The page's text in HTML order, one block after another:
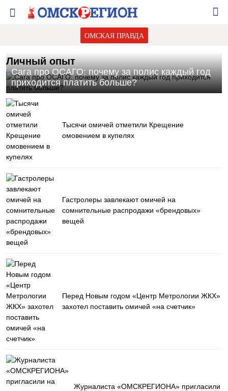
ОМСКАЯ ПРАВДА
Личный опыт
Сага про ОСАГО: почему за полис каждый год
приходится платить больше?
Тысячи омичей отметили Крещение
омовением в купелях
Гастролеры завлекают омичей на
сомнительные распродажи «брендовых»
вещей
Перед Новым годом «Центр Метрологии ЖКХ»
захотел поставить омичей «на счетчик»
Журналиста «ОМСКРЕГИОНА» пригласили